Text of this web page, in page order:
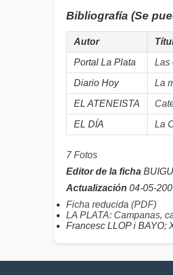
Bibliografía (Se
Autor
Portal La Plata Las
Diario Hoy La
EL ATENEISTA
EL DÍA La
7 Fotos
Editor de la ficha
Actualización 04-05-
Ficha reducida (PDF)
LA PLATA: Campanas,
Francesc LLOP i BAYO;